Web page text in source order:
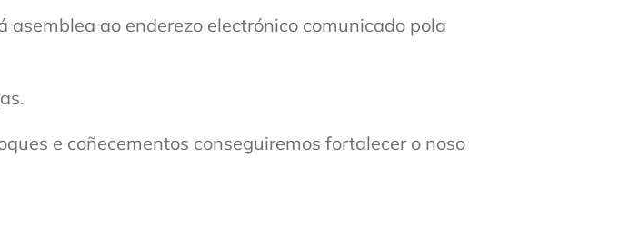
asemblea ao enderezo electrónico comunicado pola
e coñecementos conseguiremos fortalecer o noso